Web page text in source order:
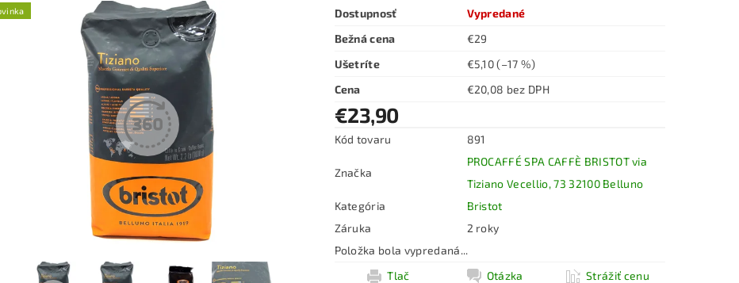
Dostupnosť
Vypredané
Bežná cena
€29
Ušetríte
€5,10(–17 %)
Cena
€20,08 bez DPH
€23,90
Kód tovaru 891
Značka
PROCAFFÉ SPA CAFFÈ BRISTOT via
Tiziano Vecellio, 73 32100 Belluno
Kategória
Bristot
Záruka
2 roky
Položka bola vypredaná...
Tlač
Otázka Strážiť cenu